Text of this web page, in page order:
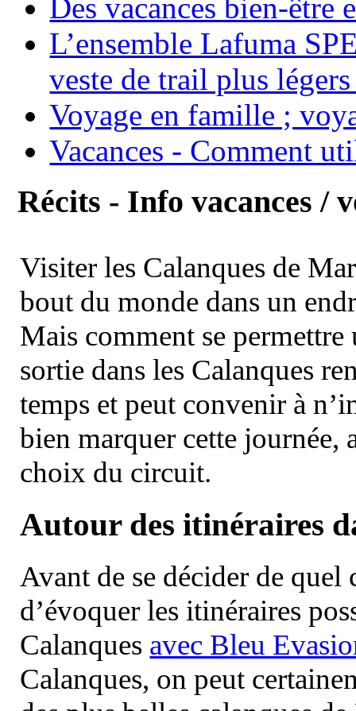
Des vacances bien-être
L’ensemble Lafuma
veste de trail plus
Voyage en famille ;
Vacances - Comment
Récits - Info vacances /
Visiter les Calanques de
bout du monde dans un
Mais comment se permettre
sortie dans les Calanques
temps et peut convenir à
bien marquer cette journée,
choix du circuit.
Autour des itinéraires
Avant de se décider de
d’évoquer les itinéraires
Calanques avec Bleu
Calanques, on peut